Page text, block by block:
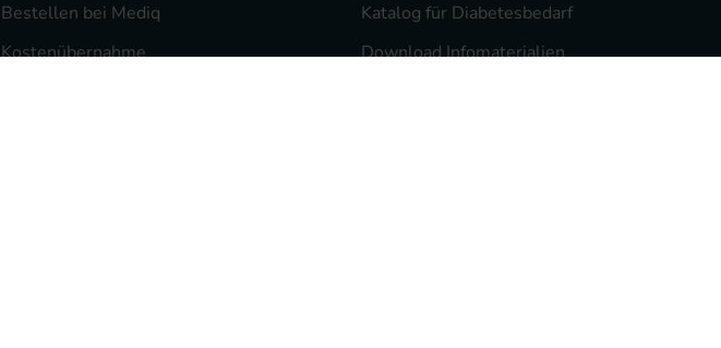
Bestellen bei Mediq
Kostenübernahme
Katalog für Diabetesbedarf
Download Infomaterialien